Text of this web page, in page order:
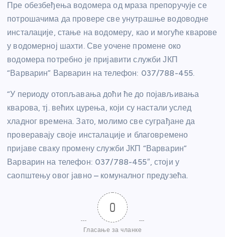
Пре обезбеђења водомера од мраза препоручује се
потрошачима да провере све унутрашње водоводне
инсталације, стање на водомеру, као и могуће кварове
у водомерној шахти. Све уочене промене око
водомера потребно је пријавити служби ЈКП
“Варварин” Варварин на телефон: 037/788-455.
“У периоду отопљавања доћи ће до појављивања
кварова, тј. већих цурења, који су настали услед
хладног времена. Зато, молимо све суграђане да
проверавају своје инсталације и благовремено
пријаве сваку промену служби ЈКП “Варварин”
Варварин на телефон: 037/788-455″, стоји у
саопштењу овог јавно – комуналног предузећа.
0
Гласање за чланке